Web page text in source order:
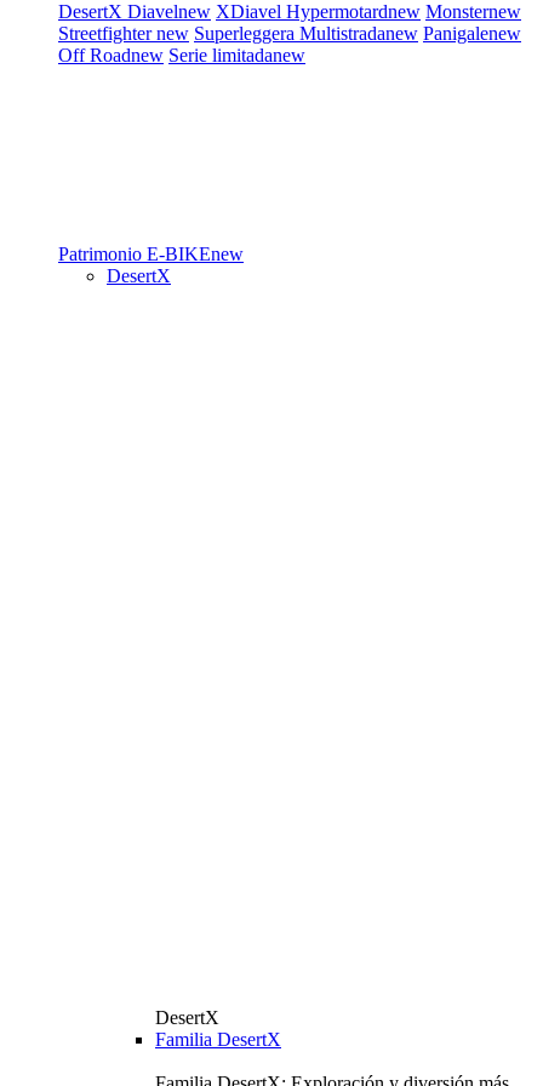
DesertX Diavelnew XDiavel Hypermotardnew Monsternew
Streetfighternew Superleggera Multistradanew Panigalenew
Off Roadnew Serie limitadanew
Patrimonio E-BIKEnew
DesertX
DesertX
Familia DesertX